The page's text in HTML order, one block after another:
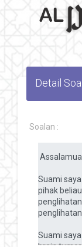
Detail
Soalan :